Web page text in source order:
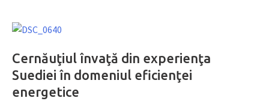
Cernăuţiul învaţă din experienţa
Suediei în domeniul eficienţei
energetice